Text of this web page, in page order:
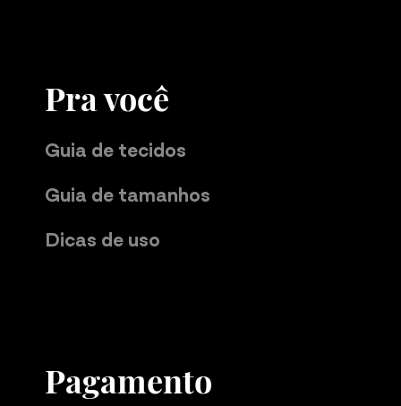
Pra você
Guia de tecidos
Guia de tamanhos
Dicas de uso
Pagamento